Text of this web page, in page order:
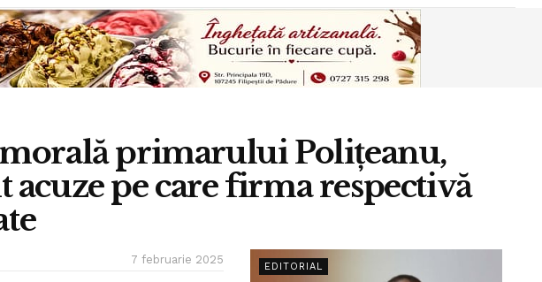
primarului Polițeanu,
acuze pe care firma respectivă
7 februarie 2025
EDITORIAL